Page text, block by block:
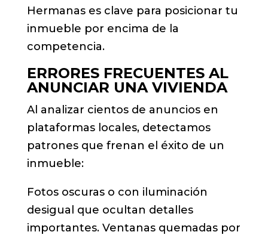
Hermanas es clave para posicionar tu
inmueble por encima de la
competencia.
ERRORES FRECUENTES AL
ANUNCIAR UNA VIVIENDA
Al analizar cientos de anuncios en
plataformas locales, detectamos
patrones que frenan el éxito de un
inmueble:
Fotos oscuras o con iluminación
desigual que ocultan detalles
importantes. Ventanas quemadas por